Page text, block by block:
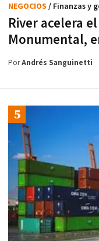
River acelera
Monumental,
NEGOCIOS / Finanzas y
PorAndrés Sanguinetti